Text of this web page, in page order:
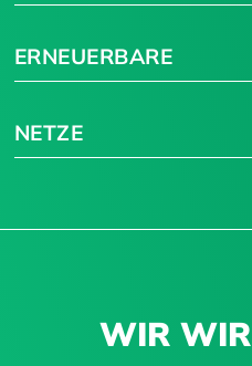
ERNEUERBARE
NETZE
WIR